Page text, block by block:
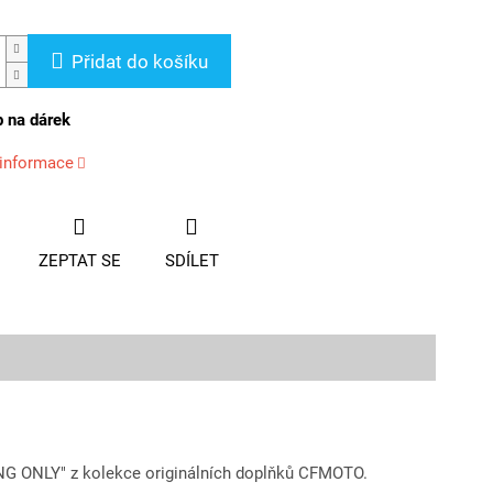
Přidat do košíku
na dárek
ZEPTAT SE SDÍLET
ONLY" z kolekce originálních doplňků CFMOTO.